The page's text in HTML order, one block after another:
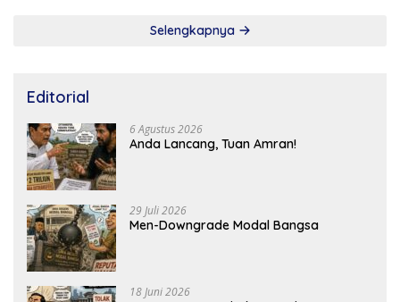
Selengkapnya
Editorial
6 Agustus 2026
Anda Lancang, Tuan Amran!
29 Juli 2026
Men-Downgrade Modal Bangsa
18 Juni 2026